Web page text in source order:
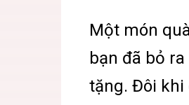
Một món
bạn đã bỏ
tặng. Đôi khi